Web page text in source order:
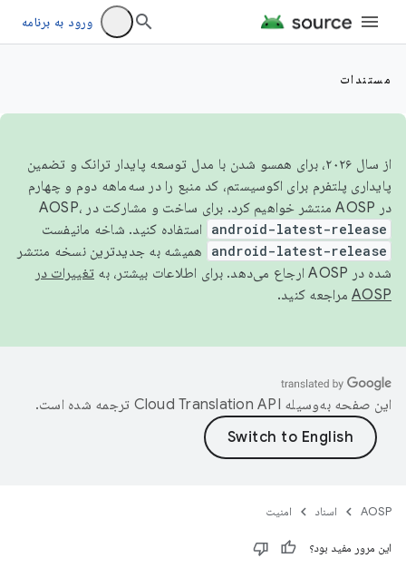
ورود به برنامه
مستندات
از سال ۲۰۲۶، برای همسو شدن با مدل توسعه پایدار ترانک و تضمین
پایداری پلتفرم برای اکوسیستم، کد منبع را در سه‌ماهه دوم و چهارم
در AOSP منتشر خواهیم کرد. برای ساخت و مشارکت در AOSP،
android-latest-release استفاده کنید. شاخه مانیفست
android-latest-release
همیشه به جدیدترین نسخه منتشر
شده در AOSP ارجاع می‌دهد. برای اطلاعات بیشتر، به
تغییرات در
AOSP مراجعه کنید.
این صفحه به‌وسیله ترجمه شده است.
AOSP اسناد امنیت
این مرور مفید بود؟